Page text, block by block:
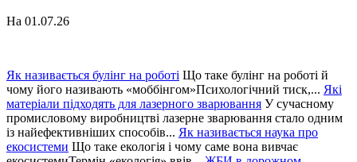
На 01.07.26
Як називається булінг на роботі Що таке булінг на роботі й
чому його називають «моббінгом»Психологічний тиск,... Які
матеріали підходять для лазерного зварювання У сучасному
промисловому виробництві лазерне зварювання стало одним
із найефективніших способів... Як називається наука про
екосистеми Що таке екологія і чому саме вона вивчає